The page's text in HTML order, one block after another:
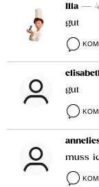
Illa —
gut
gut
muss